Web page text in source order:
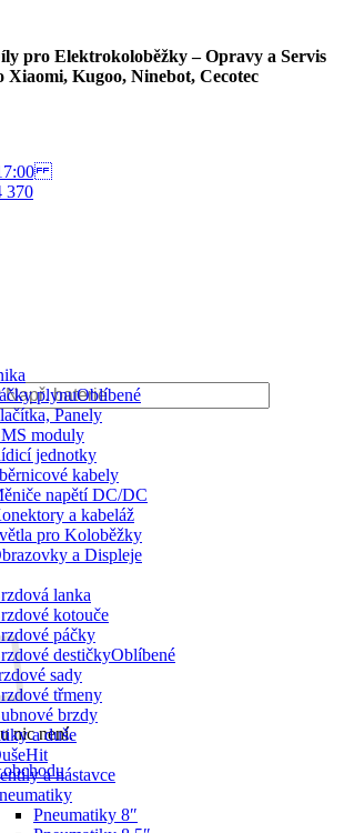
pro Elektrokoloběžky – Opravy a Servis
Xiaomi, Kugoo, Ninebot, Cecotec
17:00
370
nic není.
plynu
Panely
moduly
jednotky
kabely
napětí DC/DC
a kabeláž
pro Koloběžky
a Displeje
lanka
kotouče
páčky
destičky
sady
třmeny
brzdy
a duše
a nástavce
Pneumatiky 8″